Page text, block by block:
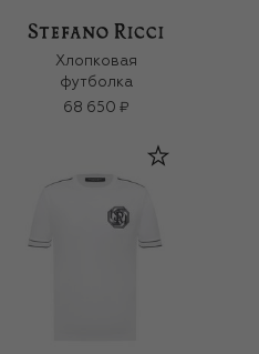
Хлопковая
футболка
68 650 ₽